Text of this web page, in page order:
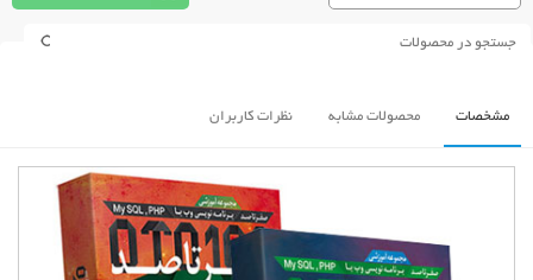
مشخصات محصولات مشابه نظرات کاربران